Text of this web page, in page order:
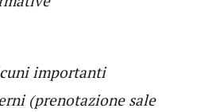
importanti
(prenotazione sale